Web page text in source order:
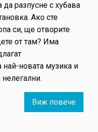
разпусне с хубава
Ако сте
си, ще отворите
от там? Има
най-новата музика и
Виж повече
Къде